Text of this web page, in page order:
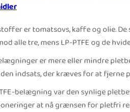
er tomatsovs, kaffe og olie.
alle tre, mens LP-PTFE og de
er mere eller mindre
indsats, der kræves for at fjerne
belægning var den synlige
at nå grænsen for pletfri